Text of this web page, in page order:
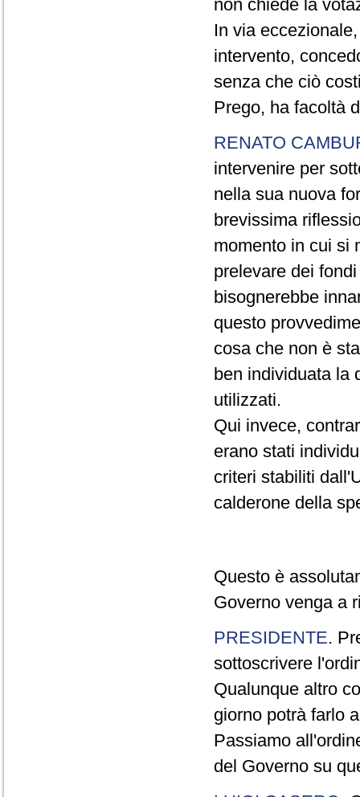
non chiede la
In via
intervento,
senza che ciò
Prego, ha facoltà
RENATO
intervenire per
nella sua nuova
brevissima
momento in cui si
prelevare dei
bisognerebbe
questo
cosa che non è
ben individuata la
utilizzati.
Qui invece,
erano stati
criteri stabiliti
calderone della
Questo è
Governo venga a
PRESIDENTE.
sottoscrivere
Qualunque altro
giorno potrà farlo
Passiamo
del Governo su